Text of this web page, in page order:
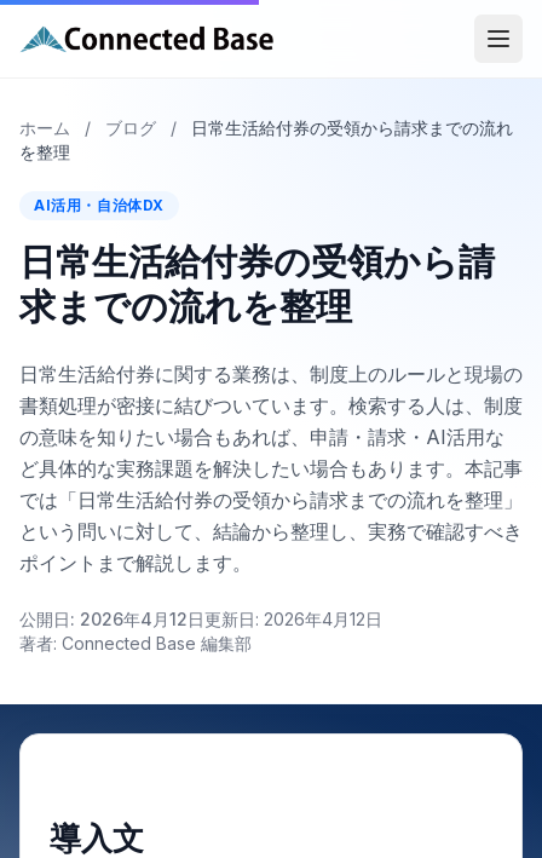
ホーム / ブログ /
日常生活給付券の受領から請求までの流れ
を整理
AI活用・自治体DX
日常生活給付券の受領から請
求までの流れを整理
日常生活給付券に関する業務は、制度上のルールと現場の
書類処理が密接に結びついています。検索する人は、制度
の意味を知りたい場合もあれば、申請・請求・AI活用な
ど具体的な実務課題を解決したい場合もあります。本記事
では「日常生活給付券の受領から請求までの流れを整理」
という問いに対して、結論から整理し、実務で確認すべき
ポイントまで解説します。
公開日: 2026年4月12日更新日: 2026年4月12日
著者: Connected Base 編集部
導入文